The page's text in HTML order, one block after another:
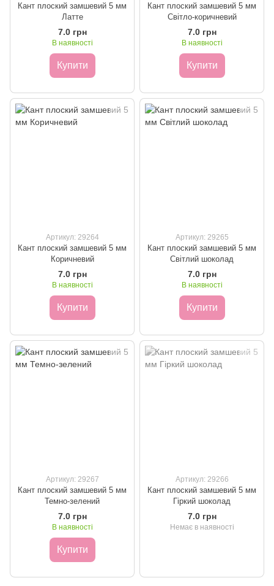
Кант плоский замшевий 5 мм
Латте
7.0 грн
В наявності
Купити
Кант плоский замшевий 5 мм
Світло-коричневий
7.0 грн
В наявності
Купити
Артикул: 29264
Кант плоский замшевий 5 мм
Коричневий
7.0 грн
В наявності
Купити
Артикул: 29265
Кант плоский замшевий 5 мм
Світлий шоколад
7.0 грн
В наявності
Купити
Артикул: 29267
Кант плоский замшевий 5 мм
Темно-зелений
7.0 грн
В наявності
Купити
Артикул: 29266
Кант плоский замшевий 5 мм
Гіркий шоколад
7.0 грн
Немає в наявності